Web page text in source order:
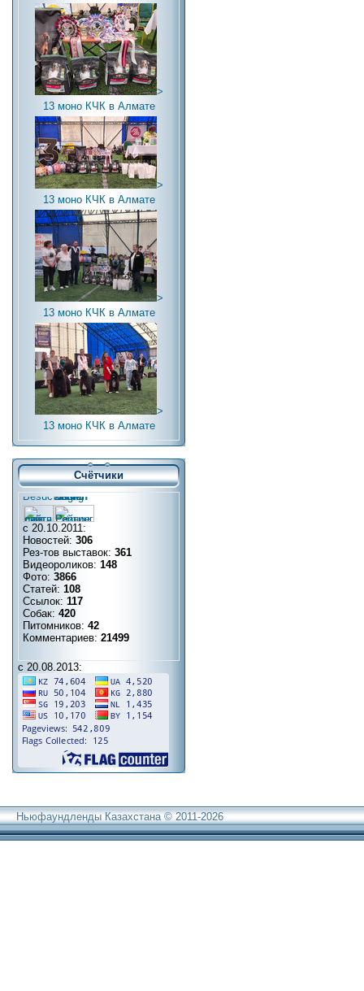
>
13 моно КЧК в Алмате
>
13 моно КЧК в Алмате
>
13 моно КЧК в Алмате
>
13 моно КЧК в Алмате
Счётчики
с 20.10.2011:
Новостей: 306
Рез-тов выставок: 361
Видеороликов: 148
Фото: 3866
Статей: 108
Ссылок: 117
Собак: 420
Питомников: 42
Комментариев: 21499
с 20.08.2013:
Ньюфаундленды Казахстана © 2011-2026